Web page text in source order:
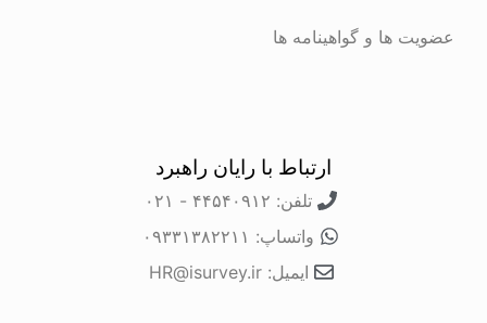
عضویت ها و گواهینامه ها
ارتباط با رایان راهبرد
تلفن: ۴۴۵۴۰۹۱۲ - ۰۲۱
واتساپ: ۰۹۳۳۱۳۸۲۲۱۱
ایمیل: HR@isurvey.ir